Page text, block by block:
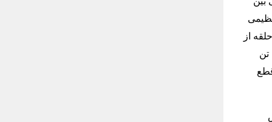
از ستون‌های T شکل سنگی ساخته شدند. امروزه بیش از ۲۰۰ ستون و مجموعا در حدود ۲۰ حلقه از
طریق بررسی ‌های ژئوفیزیکی شناخته شده‌اند. هر ستون معمولاً تا ۶ متر ارتفاع و بین ۷ و ۱۰ تن